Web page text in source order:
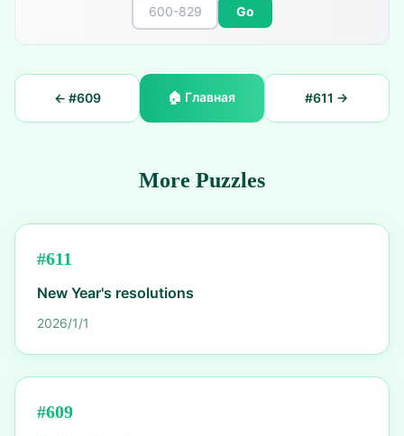
Go
← #609 🏠 Главная #611 →
More Puzzles
#611
New Year's resolutions
2026/1/1
#609